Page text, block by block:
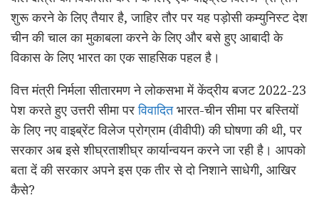
शुरू करने के लिए तैयार है, जाहिर तौर पर यह पड़ोसी कम्युनिस्ट देश
चीन की चाल का मुकाबला करने के लिए और बसे हुए आबादी के
विकास के लिए भारत का एक साहसिक पहल है।
वित्त मंत्री निर्मला सीतारमण ने लोकसभा में केंद्रीय बजट 2022-23
पेश करते हुए उत्तरी सीमा परविवादितभारत-चीन सीमा पर बस्तियों
के लिए नए वाइब्रेंट विलेज प्रोग्राम (वीवीपी) की घोषणा की थी, पर
सरकार अब इसे शीघ्रताशीघ्र कार्यान्वयन करने जा रही है। आपको
बता दें की सरकार अपने इस एक तीर से दो निशाने साधेगी, आखिर
कैसे?